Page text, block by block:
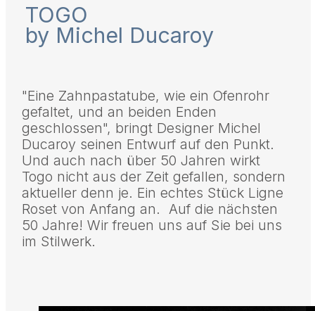
TOGO
by Michel Ducaroy
"Eine Zahnpastatube, wie ein Ofenrohr
gefaltet, und an beiden Enden
geschlossen", bringt Designer Michel
Ducaroy seinen Entwurf auf den Punkt.
Und auch nach über 50 Jahren wirkt
Togo nicht aus der Zeit gefallen, sondern
aktueller denn je. Ein echtes Stück Ligne
Roset von Anfang an. Auf die nächsten
50 Jahre! Wir freuen uns auf Sie bei uns
im Stilwerk.